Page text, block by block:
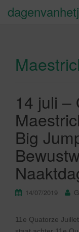
14 juli –
Big
14/07/2019
11e Quatorze